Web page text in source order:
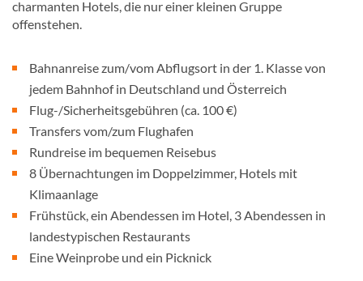
charmanten Hotels, die nur einer kleinen Gruppe
offenstehen.
Bahnanreise zum/vom Abflugsort in der 1. Klasse von
jedem Bahnhof in Deutschland und Österreich
Flug-/Sicherheitsgebühren (ca. 100 €)
Transfers vom/zum Flughafen
Rundreise im bequemen Reisebus
8 Übernachtungen im Doppelzimmer, Hotels mit
Klimaanlage
Frühstück, ein Abendessen im Hotel, 3 Abendessen in
landestypischen Restaurants
Eine Weinprobe und ein Picknick